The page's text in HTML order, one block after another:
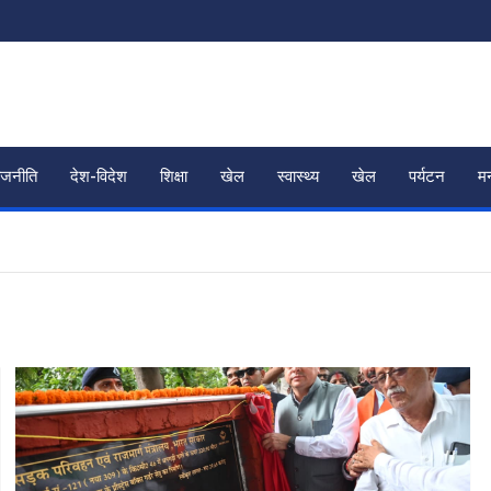
देश-विदेश शिक्षा खेल स्वास्थ्य खेल पर्यटन